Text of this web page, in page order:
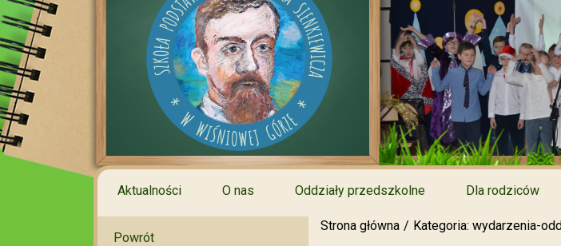
Aktualności O nas Oddziały przedszkolne Dla rodziców
Strona główna Kategoria: wydarzenia-
Powrót